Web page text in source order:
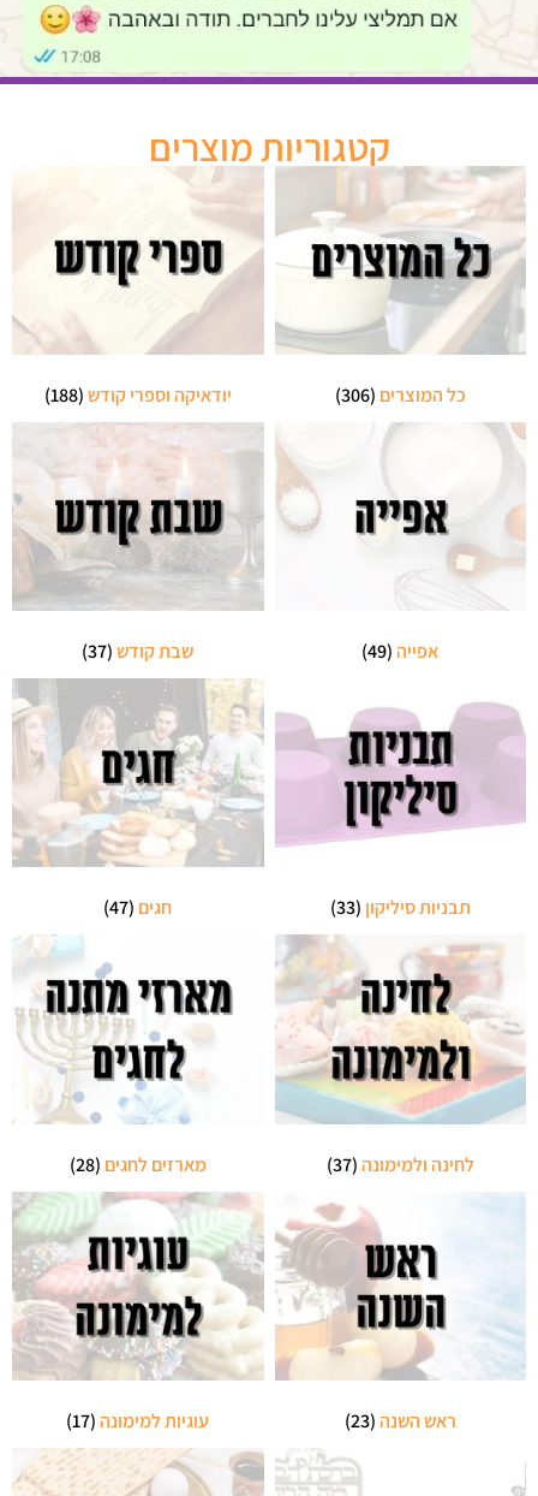
קטגוריות מוצרים
כל המוצרים (306) יודאיקה וספרי קודש(188)
אפייה(49) שבת קודש(37)
תבניות סיליקון (33) חגים (47)
לחינה ולמימונה(37) מארזים לחגים (28)
ראש השנה(23) עוגיות למימונה(17)